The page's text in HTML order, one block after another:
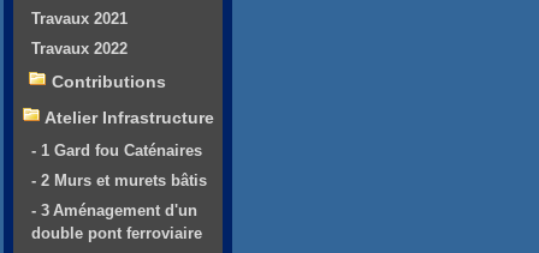
Travaux 2021
Travaux 2022
Contributions
Atelier Infrastructure
- 1 Gard fou Caténaires
- 2 Murs et murets bâtis
- 3 Aménagement d'un
double pont ferroviaire